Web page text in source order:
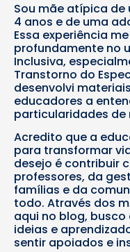
Sou mãe atípica
4 anos e de uma
Essa experiência
profundamente no
Inclusiva,
Transtorno do
desenvolvi
educadores a
particularidades de
Acredito que a
para transformar
desejo é contribuir
professores, da
famílias e da
todo. Através dos
aqui no blog,
ideias e
sentir apoiados e